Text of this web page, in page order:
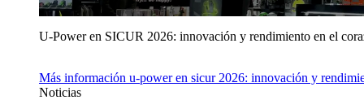
U‑Power en SICUR 2026: innovación y rendimiento en el
Más información u‑power en sicur 2026: innovación y
Noticias